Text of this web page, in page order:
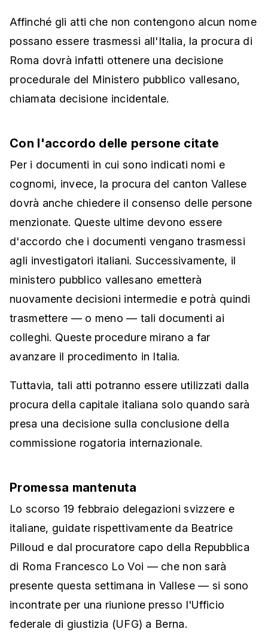
Affinché gli atti che non contengono alcun nome
possano essere trasmessi all'Italia, la procura di
Roma dovrà infatti ottenere una decisione
procedurale del Ministero pubblico vallesano,
chiamata decisione incidentale.
Con l'accordo delle persone citate
Per i documenti in cui sono indicati nomi e
cognomi, invece, la procura del canton Vallese
dovrà anche chiedere il consenso delle persone
menzionate. Queste ultime devono essere
d'accordo che i documenti vengano trasmessi
agli investigatori italiani. Successivamente, il
ministero pubblico vallesano emetterà
nuovamente decisioni intermedie e potrà quindi
trasmettere — o meno — tali documenti ai
colleghi. Queste procedure mirano a far
avanzare il procedimento in Italia.
Tuttavia, tali atti potranno essere utilizzati dalla
procura della capitale italiana solo quando sarà
presa una decisione sulla conclusione della
commissione rogatoria internazionale.
Promessa mantenuta
Lo scorso 19 febbraio delegazioni svizzere e
italiane, guidate rispettivamente da Beatrice
Pilloud e dal procuratore capo della Repubblica
di Roma Francesco Lo Voi — che non sarà
presente questa settimana in Vallese — si sono
incontrate per una riunione presso l'Ufficio
federale di giustizia (UFG) a Berna.